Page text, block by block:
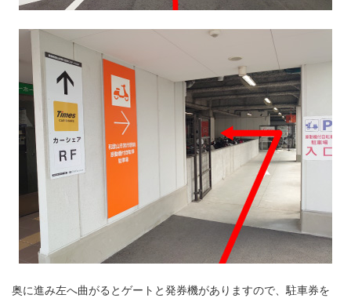
奥に進み左へ曲がるとゲートと発券機がありますので、駐車券を